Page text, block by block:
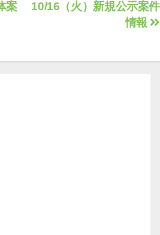
10/16（火）新規公示案件
情報
案